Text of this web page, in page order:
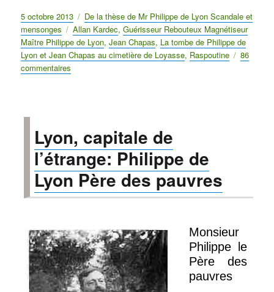
Publié
le
5 octobre 2013 Catégories
De la thèse de Mr Philippe de Lyon Scandale et
mensonges
Étiquettes
Allan Kardec,Guérisseur Rebouteux Magnétiseur
Maître Philippe de Lyon,Jean Chapas, La tombe de Philippe de
Lyon et Jean Chapas au cimetière de Loyasse, Raspoutine
86
commentaires
du
spiritisme
Lyon, capitale de
l’étrange: Philippe de
Lyon Père des pauvres
Monsieur
Philippe le
Père des
pauvres